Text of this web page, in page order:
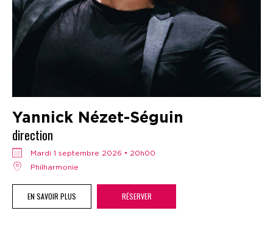
Yannick Nézet-Séguin
direction
mardi 1 septembre 2026 • 20h00
Philharmonie
EN SAVOIR PLUS RÉSERVER